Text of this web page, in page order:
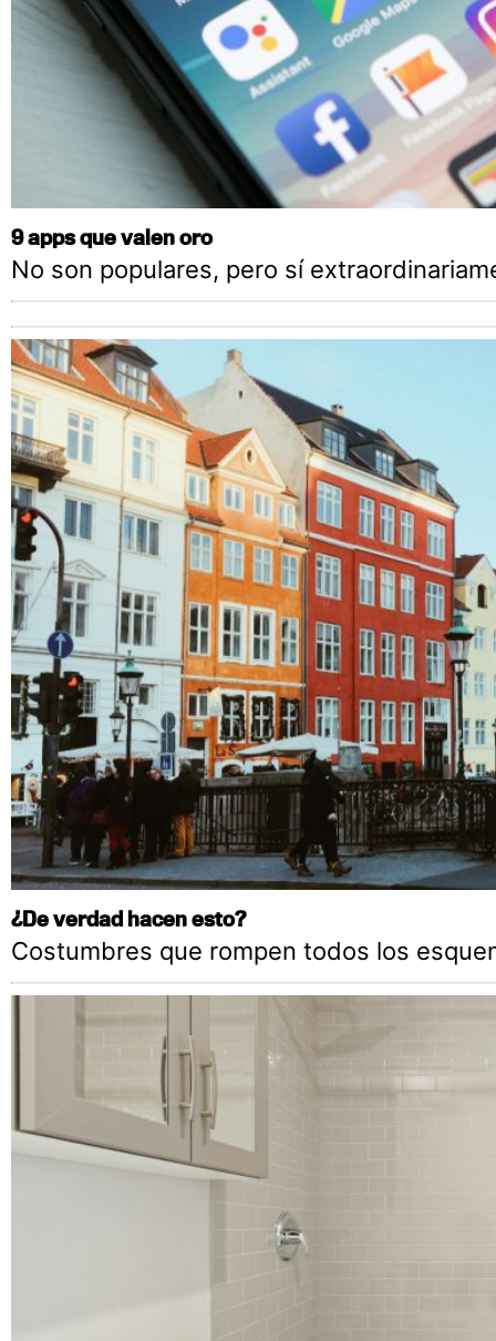
9 apps que valen oro
No son populares, pero sí
¿De verdad hacen esto?
Costumbres que rompen todos los